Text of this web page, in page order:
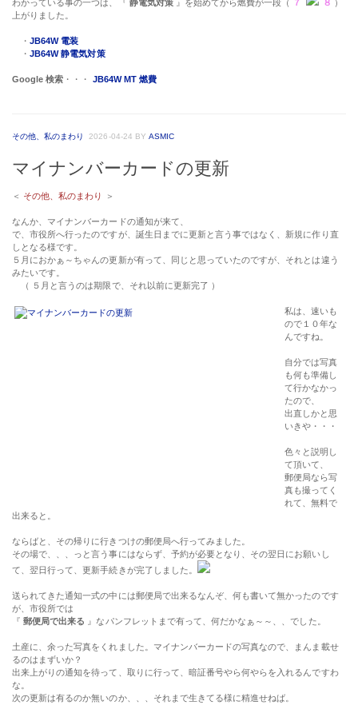
わかっている事の一つは、『 静電気対策』を始めてから燃費が一段（ ７ ８ ）
上がりました。
・JB64W 電装
・JB64W 静電気対策
Google 検索 ・・・ JB64W MT 燃費
その他、私のまわり 2026-04-24 BY ASMIC
マイナンバーカードの更新
＜ その他、私のまわり ＞
なんか、マイナンバーカードの通知が来て、
で、市役所へ行ったのですが、誕生日までに更新と言う事ではなく、新規に作り直
しとなる様です。
５月におかぁ～ちゃんの更新が有って、同じと思っていたのですが、それとは違う
みたいです。
（ ５月と言うのは期限で、それ以前に更新完了 ）
私は、速いも
ので１０年な
んですね。
自分では写真
も何も準備し
て行かなかっ
たので、
出直しかと思
いきや・・・
色々と説明し
て頂いて、
郵便局なら写
真も撮ってく
れて、無料で
出来ると。
ならばと、その帰りに行きつけの郵便局へ行ってみました。
その場で、、、っと言う事にはならず、予約が必要となり、その翌日にお願いし
て、翌日行って、更新手続きが完了しました。
送られてきた通知一式の中には郵便局で出来るなんぞ、何も書いて無かったのです
が、市役所では
『郵便局で出来る 』なパンフレットまで有って、何だかなぁ～～、、でした。
土産に、余った写真をくれました。マイナンバーカードの写真なので、まんま載せ
るのはまずいか？
出来上がりの通知を待って、取りに行って、暗証番号やら何やらを入れるんですわ
な。
次の更新は有るのか無いのか、、、それまで生きてる様に精進せねば。